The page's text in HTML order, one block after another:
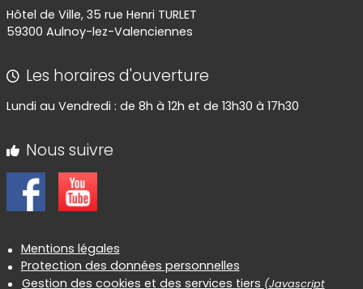
Hôtel de Ville, 35 rue Henri TURLET
59300 Aulnoy-lez-Valenciennes
Les horaires d'ouverture
Lundi au Vendredi : de 8h à 12h et de 13h30 à 17h30
Nous suivre
Informations réglementaires
Mentions légales
Protection des données personnelles
Gestion des cookies et des services tiers (Javascript